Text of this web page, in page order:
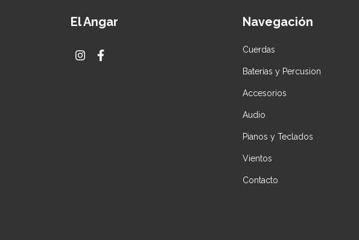
El Angar Navegación
Cuerdas
Baterias y Percusion
Accesorios
Audio
Pianos y Teclados
Vientos
Contacto